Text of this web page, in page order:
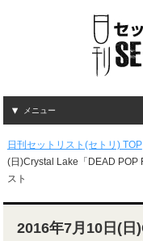
メニュー
日刊セットリスト(セトリ) TOP
(日)Crystal Lake「DEAD POP
スト
2016年7月10日(